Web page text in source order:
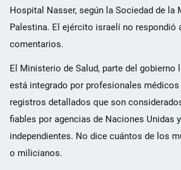
Hospital Nasser, según la Sociedad de la
Palestina. El ejército israelí no respondió
comentarios.
El Ministerio de Salud, parte del gobierno
está integrado por profesionales médicos
registros detallados que son
fiables por agencias de Naciones Unidas
independientes. No dice cuántos de los
o milicianos.